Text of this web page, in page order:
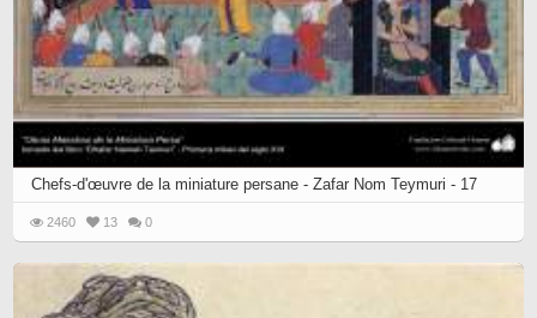
Chefs-d'œuvre de la miniature persane - Zafar Nom Teymuri - 17
2460 13 0